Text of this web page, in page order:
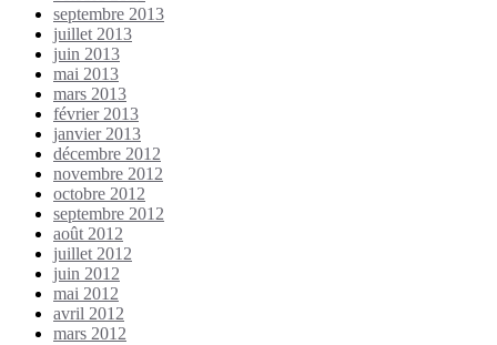
septembre 2013
juillet 2013
juin 2013
mai 2013
mars 2013
février 2013
janvier 2013
décembre 2012
novembre 2012
octobre 2012
septembre 2012
août 2012
juillet 2012
juin 2012
mai 2012
avril 2012
mars 2012